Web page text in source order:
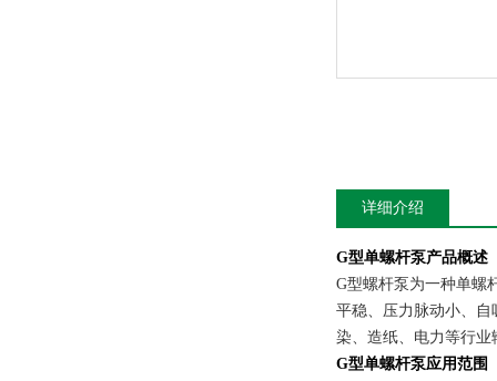
详细介绍
G型单螺杆泵产品概述
G型螺杆泵为一种单螺
平稳、压力脉动小、
染、造纸、电力等行
G型单螺杆泵应用范围